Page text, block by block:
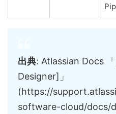
出典: Atlassian Docs
Designer]」
(https://
software-cloud/docs/